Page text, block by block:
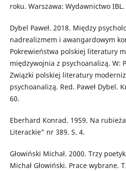
roku. Warszawa: Wydawnictwo IBL.
Dybel Paweł. 2018. Między
nadrealizmem i awangardowym
Pokrewieństwa polskiej literatury
międzywojnia z psychoanalizą. W:
Związki polskiej literatury
psychoanalizą. Red. Paweł Dybel.
60.
Eberhard Konrad. 1959. Na
Literackie” nr 389. S. 4.
Głowiński Michał. 2000. Trzy
Michał Głowiński. Prace wybrane.